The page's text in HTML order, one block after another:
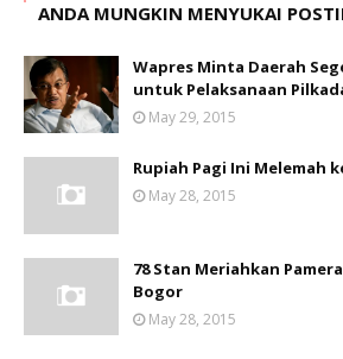
ANDA MUNGKIN MENYUKAI
Wapres Minta Daerah
untuk Pelaksanaan
May 29, 2015
Rupiah Pagi Ini Melemah
May 28, 2015
78 Stan Meriahkan
Bogor
May 28, 2015